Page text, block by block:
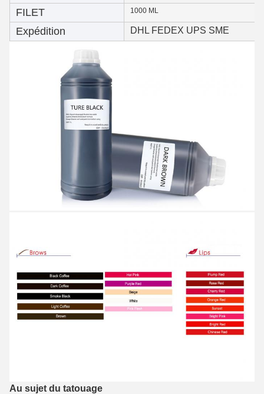
FILET
1000 ML
Expédition DHL FEDEX UPS SME
Au sujet du tatouage